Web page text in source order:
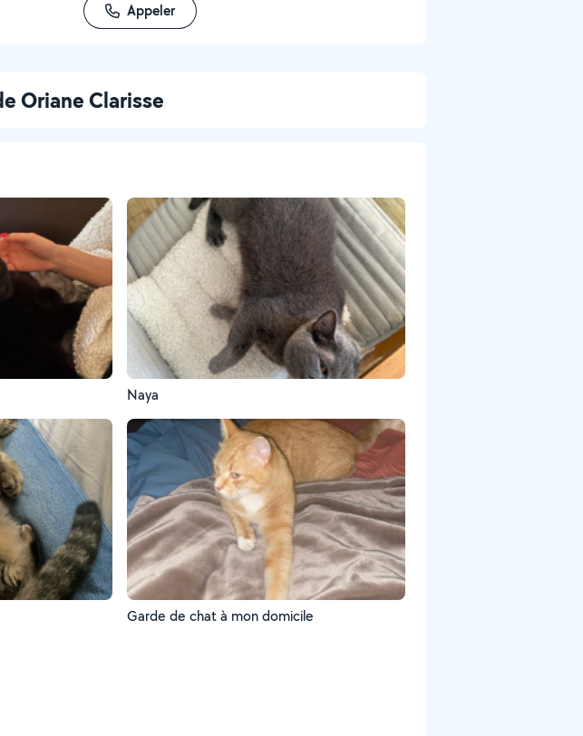
Appeler
Oriane Clarisse
Naya
Garde de chat à mon domicile